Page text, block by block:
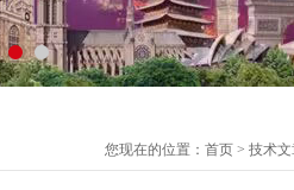
您现在的位置： 首页 > 技术